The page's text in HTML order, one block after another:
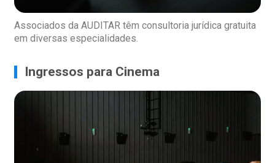
Associados da AUDITAR têm consultoria jurídica gratuita
em diversas especialidades.
Ingressos para Cinema